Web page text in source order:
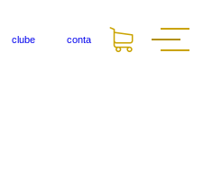
clube conta